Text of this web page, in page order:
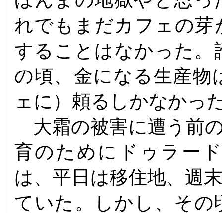
れでもまだカフェの芽
することはなかった。
の頃、金になる生産物
ェに）頼るしかなかっ
大霜の被害に遭う前
育のためにドゥラー
は、平日は移住地、週
ていた。しかし、その